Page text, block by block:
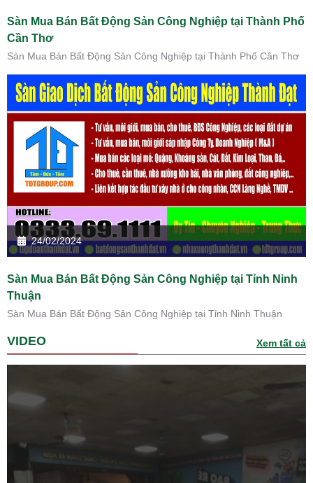
Sàn Mua Bán Bất Động Sản Công Nghiệp tại Thành Phố
Cần Thơ
Sàn Mua Bán Bất Động Sản Công Nghiệp tại Thành Phố Cần Thơ
24/02/2024
Sàn Mua Bán Bất Động Sản Công Nghiệp tại Tỉnh Ninh
Thuận
Sàn Mua Bán Bất Động Sản Công Nghiệp tại Tỉnh Ninh Thuận
VIDEO Xem tất cả